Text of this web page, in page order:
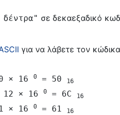
σε δεκαεξαδικό
για να λάβετε τον
× 16 0 = 50 16
12 × 16 0 = 6C 16
× 16 0 = 61 16